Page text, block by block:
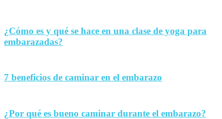
¿Cómo es y qué se hace en una clase de yoga para
embarazadas?
7 beneficios de caminar en el embarazo
¿Por qué es bueno caminar durante el embarazo?